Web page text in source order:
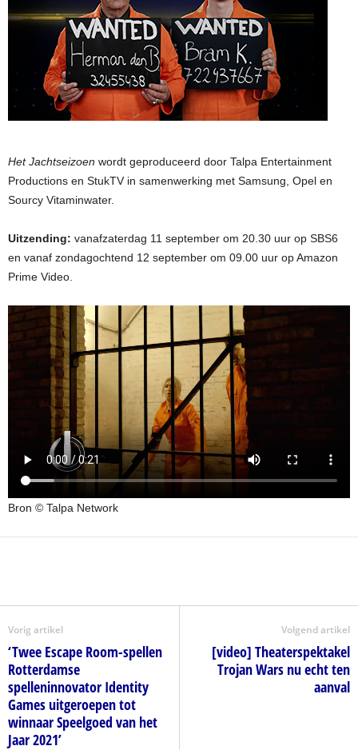
Het Jachtseizoen wordt geproduceerd door Talpa Entertainment
Productions en StukTV in samenwerking met Samsung, Opel en
Sourcy Vitaminwater.
Uitzending: vanafzaterdag 11 september om 20.30 uur op SBS6
en vanaf zondagochtend 12 september om 09.00 uur op Amazon
Prime Video.
Bron © Talpa Network
Vorig artikel
‘Twee Escape Room-spellen
Rotterdamse
spelleninnovator Identity
Games uitgeroepen tot
winnaar Speelgoed van het
Jaar 2021’
Volgend artikel
[video] Theaterspektakel
Trojan Wars nu echt ten
aanval